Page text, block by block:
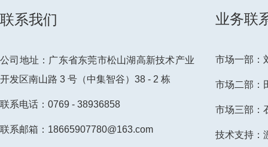
业务联
市场一部：
市场二部：
市场三部：
技术支持：
联系我们
公司地址：广东省东莞市松山湖高新技术产业
开发区南山路 3 号（中集智谷）38 - 2 栋
联系电话：0769 - 38936858
联系邮箱：18665907780@163.com